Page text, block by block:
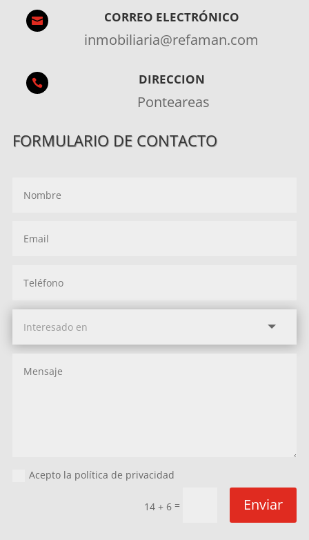
 CORREO ELECTRÓNICO
inmobiliaria@refaman.com
 DIRECCION
Ponteareas
FORMULARIO DE CONTACTO
Acepto la política de privacidad
14 + 6 = Enviar